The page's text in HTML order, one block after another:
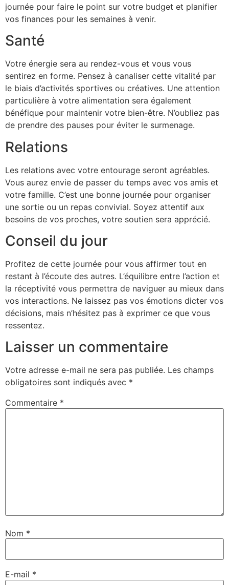
journée pour faire le point sur votre budget et planifier
vos finances pour les semaines à venir.
Santé
Votre énergie sera au rendez-vous et vous vous
sentirez en forme. Pensez à canaliser cette vitalité par
le biais d’activités sportives ou créatives. Une attention
particulière à votre alimentation sera également
bénéfique pour maintenir votre bien-être. N’oubliez pas
de prendre des pauses pour éviter le surmenage.
Relations
Les relations avec votre entourage seront agréables.
Vous aurez envie de passer du temps avec vos amis et
votre famille. C’est une bonne journée pour organiser
une sortie ou un repas convivial. Soyez attentif aux
besoins de vos proches, votre soutien sera apprécié.
Conseil du jour
Profitez de cette journée pour vous affirmer tout en
restant à l’écoute des autres. L’équilibre entre l’action et
la réceptivité vous permettra de naviguer au mieux dans
vos interactions. Ne laissez pas vos émotions dicter vos
décisions, mais n’hésitez pas à exprimer ce que vous
ressentez.
Laisser un commentaire
Votre adresse e-mail ne sera pas publiée. Les champs
obligatoires sont indiqués avec *
Commentaire *
Nom *
E-mail *